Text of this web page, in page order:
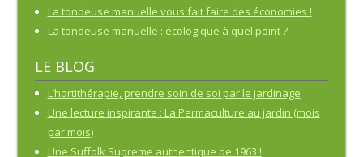
La tondeuse manuelle vous fait faire des économies !
La tondeuse manuelle : écologique à quel point ?
LE BLOG
L’hortithérapie, prendre soin de soi par le jardinage
Une lecture inspirante : La Permaculture au jardin (mois
par mois)
Une Suffolk Supreme authentique de 1963 !